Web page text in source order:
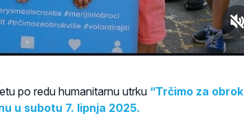
po redu humanitarnu utrku “Trčimo za obrok
u subotu 7. lipnja 2025.